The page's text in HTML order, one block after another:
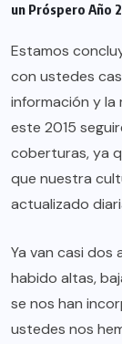
un Próspero Año
Estamos
con ustedes
información y la
este 2015
coberturas, ya
que nuestra
actualizado
Ya van casi dos
habido altas,
se nos han
ustedes nos